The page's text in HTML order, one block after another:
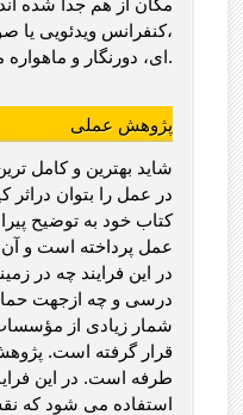
،کنفرانس ویدئویی یا
ای، دورنگار و ماهواره منتقل شود.
پژوهش عملی
شاید بهترین و کامل
در عمل را بتوان دراثر
کتاب خود به توضیح
عمل پرداخته است و
در این فرایند چه در
درسی و چه ازجهت
شمار زیادی از
قرار گرفته است.
طرفه است. در این
استفاده می شود که